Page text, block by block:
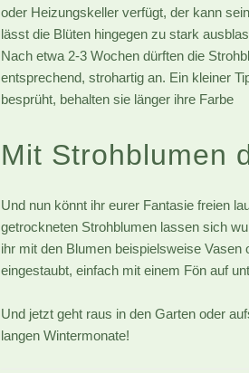
oder Heizungskeller verfügt, der kann
lässt die Blüten hingegen zu stark
Nach etwa 2-3 Wochen dürften die
entsprechend, strohartig an. Ein kleiner
besprüht, behalten sie länger ihre Farbe
Mit Strohblumen
Und nun könnt ihr eurer Fantasie freien
getrockneten Strohblumen lassen sich
ihr mit den Blumen beispielsweise Vasen
eingestaubt, einfach mit einem Fön auf
Und jetzt geht raus in den Garten oder
langen Wintermonate!